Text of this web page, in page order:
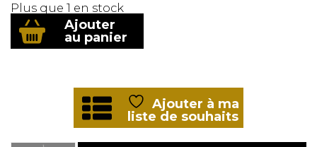
Plus que 1 en stock
quantité
de
Père
Ajouter
au panier
Ajouter à ma
liste de souhaits